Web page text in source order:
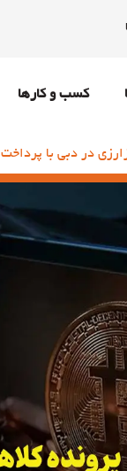
کسب و کارها
در دبی با پرداخت غرامت 244